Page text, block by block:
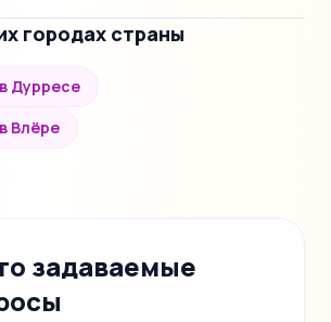
городах страны
Дурресе
Влёре
задаваемые